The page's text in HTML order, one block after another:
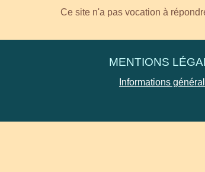
Ce site n'a pas vocation à
MENTIONS
Informations